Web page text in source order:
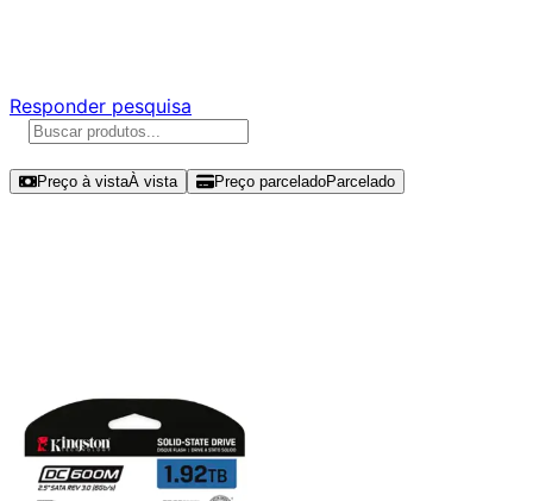
Responder pesquisa
Preço à vistaÀ vista Preço parceladoParcelado